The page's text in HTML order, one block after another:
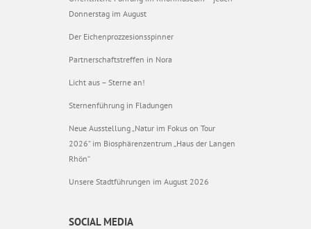
Donnerstag im August
Der Eichenprozzesionsspinner
Partnerschaftstreffen in Nora
Licht aus – Sterne an!
Sternenführung in Fladungen
Neue Ausstellung „Natur im Fokus on Tour
2026“ im Biosphärenzentrum „Haus der Langen
Rhön“
Unsere Stadtführungen im August 2026
SOCIAL MEDIA